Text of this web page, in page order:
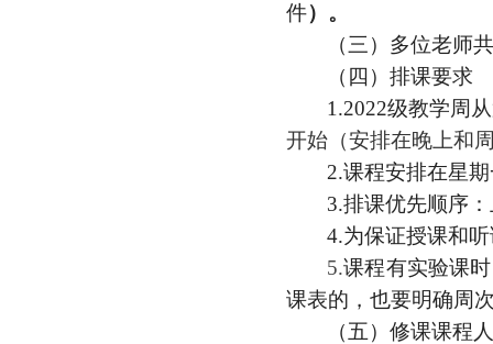
件） 。
（三） 多位老师
（ 四 ）排课要求
1 .2022级教学周
开始（安排在晚上和
2.课程安排在星
3.排课优先顺序
4.为保证授课和
5.课程有实验课
课表的，也要明确周
（五）修课课程